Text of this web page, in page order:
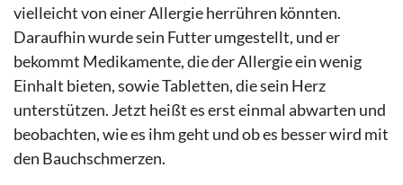
vielleicht von einer Allergie herrühren könnten.
Daraufhin wurde sein Futter umgestellt, und er
bekommt Medikamente, die der Allergie ein wenig
Einhalt bieten, sowie Tabletten, die sein Herz
unterstützen. Jetzt heißt es erst einmal abwarten und
beobachten, wie es ihm geht und ob es besser wird mit
den Bauchschmerzen.